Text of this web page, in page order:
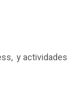
y actividades